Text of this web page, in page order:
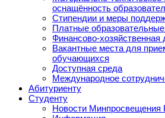
оснащённость
Стипендии и меры
Платные образовательные
Финансово-хозяйственная
Вакантные места для
обучающихся
Доступная среда
Международное
Абитуриенту
Студенту
Новости Минпросвещения